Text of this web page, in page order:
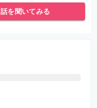
を聞いてみる